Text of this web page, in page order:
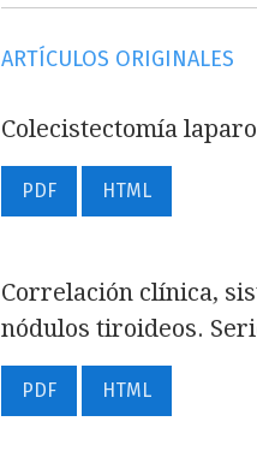
ARTÍCULOS ORIGINALES
Colecistectomía
PDF HTML
Correlación clínica,
nódulos tiroideos.
PDF HTML